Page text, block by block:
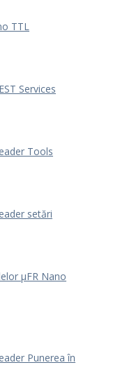
TTL
Services
Tools
setări
μFR Nano
Punerea în